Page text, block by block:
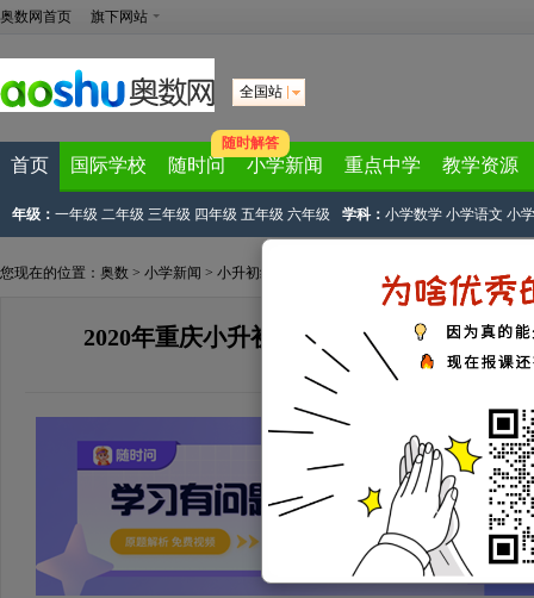
奥数网首页 旗下网站
全国站
首页 国际学校 随时问
随时解答
小学新闻 重点中学 教学资源
年级： 一年级 二年级 三年级 四年级 五年级 六年级 学科： 小学数学 小学语文 小
您现在的位置： 奥数 > 小学新闻 > 小升初经验
2020年重庆小升初经验：重庆师范大学附
来源： 网络资源 2020-05-21 16:16:04